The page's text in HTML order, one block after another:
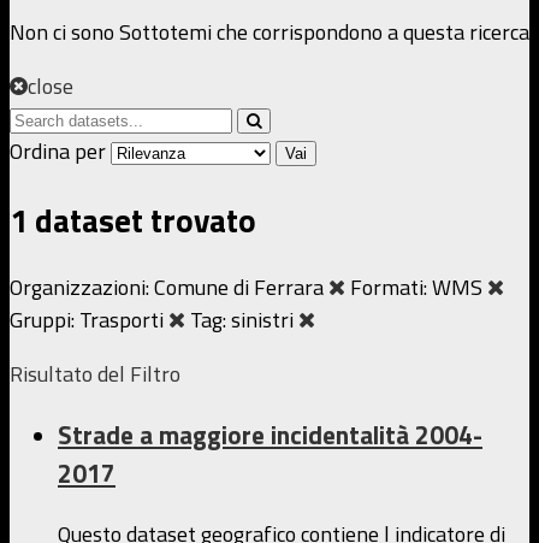
Non ci sono Sottotemi che corrispondono a questa ricerca
close
Ordina per
Vai
1 dataset trovato
Organizzazioni:Comune di Ferrara Formati:WMS
Gruppi:Trasporti Tag:sinistri
Risultato del Filtro
Strade a maggiore incidentalità 2004-
2017
Questo dataset geografico contiene l indicatore di